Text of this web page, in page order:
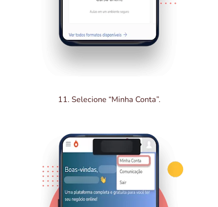
11. Selecione “Minha Conta”.